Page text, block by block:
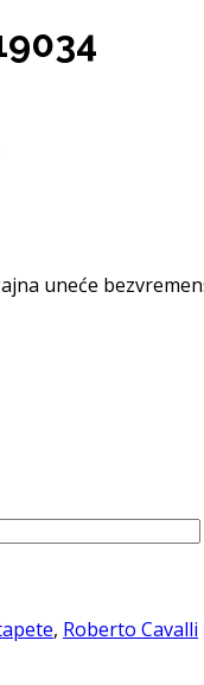
uneće
, Roberto Cavalli